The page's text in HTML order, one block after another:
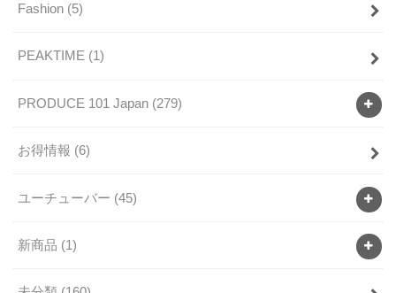
Fashion (5)
PEAKTIME (1)
PRODUCE 101 Japan (279)
お得情報 (6)
ユーチューバー (45)
新商品 (1)